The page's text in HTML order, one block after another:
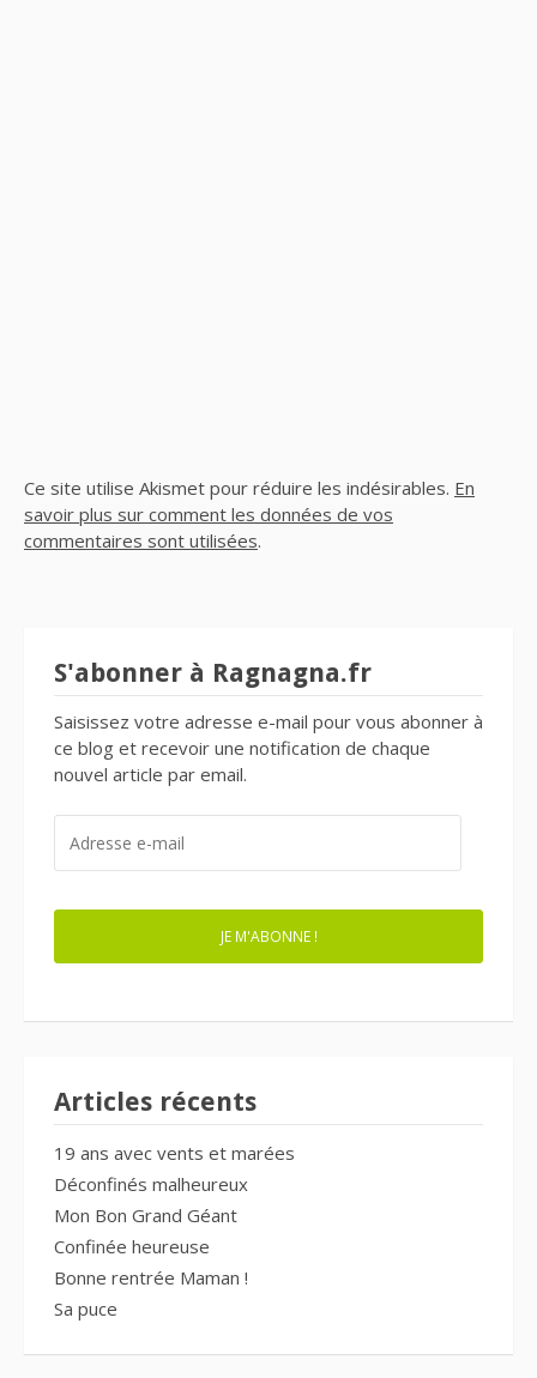
Ce site utilise Akismet pour réduire les indésirables. En
savoir plus sur comment les données de vos
commentaires sont utilisées.
S'abonner à Ragnagna.fr
Saisissez votre adresse e-mail pour vous abonner à
ce blog et recevoir une notification de chaque
nouvel article par email.
MAIL
JE M'ABONNE !
Articles récents
19 ans avec vents et marées
Déconfinés malheureux
Mon Bon Grand Géant
Confinée heureuse
Bonne rentrée Maman !
Sa puce